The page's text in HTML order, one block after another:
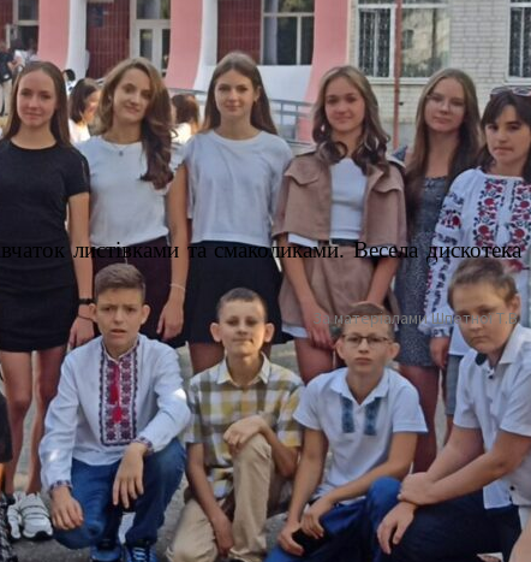
листівками та смаколиками.Весела дискотека
За матеріалами Шпетної Т.В.